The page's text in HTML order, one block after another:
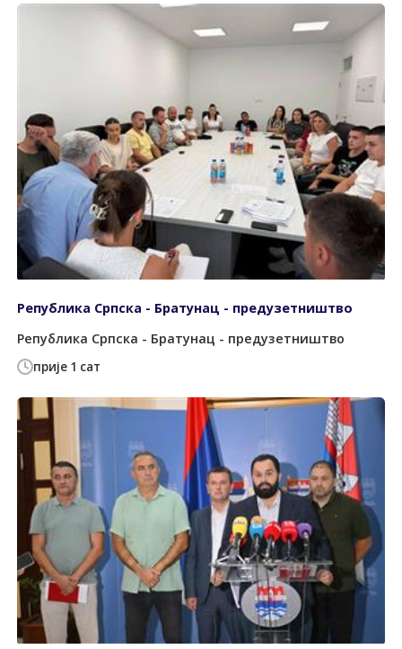
прије 1 сат
Република Српска - Братунац - предузетништво
Република Српска - Братунац - предузетништво